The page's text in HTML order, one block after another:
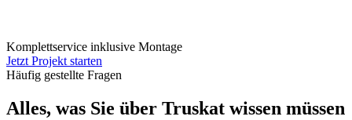
Komplettservice inklusive Montage
Jetzt Projekt starten
Häufig gestellte Fragen
Alles, was Sie über Truskat wissen müssen